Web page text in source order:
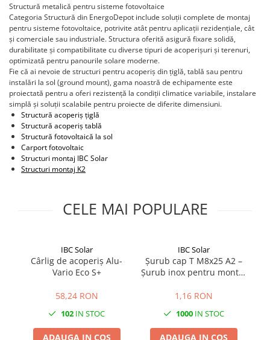
Invertoare on-grid Sungrow
Statii de reincarcare Sungrow
Victron Energy
MPPT
Accesorii Victron
Invertor Hibrid - Off Grid
Statii de reincarcare Victron
HV
US
SMA
Sungrow
SBH
SBR battery
SBS
Accesorii stocare
Cabluri aluminiu coaxial
bransament
Cabluri aluminiu nearmat
Cabluri aluminiu tip Enel
Cabluri aluminiu torsadat/aerian
Cabluri energie joasa tensiune -
cupru
Cabluri cupru armat
Cabluri cupru coaxial bransament
Cabluri cupru flexibil
Cabluri cupru nearmat
Cabluri flexibile plate
Cabluri medie tensiune aluminiu
Cabluri optice
Cabluri speciale
Conductori flexibili cupru
Conductori rigizi
Cutie ABS modulara
Doze
Doze aparat
Jgheaburi
Jgheab metalic perforat
Jgheab tip sarma
Tablou metalic
Tablou organizare santier echipat
Tablou organizare santier necablat
Tub flexibil
Tub flexibil metalic
Intrerupatoare automate
AFDD
Intrerupatoare automate de putere
Intrerupatoare automate
diferentiale
Intrerupatoare automate modulare
Separator sarcina
Relee
Releu monitorizare tensiune
Separator fuzibil
Separator fuzibil aplicatii
Aplica LED
Corpuri solare
Corpuri solare decorative
Iluminat festiv
Instalatii sarbatori
Lanterne
Stalpi de iluminat
Structură metalică pentru sisteme fotovoltaice
Categoria Structură din EnergoDepot include soluții complete de montaj
pentru sisteme fotovoltaice, potrivite atât pentru aplicații rezidențiale, cât
și comerciale sau industriale. Structura oferită asigură fixare solidă,
durabilitate și compatibilitate cu diverse tipuri de acoperișuri și terenuri,
optimizată pentru panourile solare moderne.
Fie că ai nevoie de structuri pentru acoperiș din țiglă, tablă sau pentru
instalări la sol (ground mount), gama noastră de echipamente este
proiectată pentru a oferi rezistență la condiții climatice variabile, instalare
simplă și soluții scalabile pentru proiecte de diferite dimensiuni.
Structură acoperiș țiglă
Structură acoperiș tablă
Structură fotovoltaică la sol
Carport fotovoltaic
Structuri montaj IBC Solar
Structuri montaj K2
CELE MAI POPULARE
IBC Solar
Cârlig de acoperiș Alu-
Vario Eco S+
58,24 RON
102 IN STOC
ADAUGA IN COS
IBC Solar
Șurub cap T M8x25 A2 –
Șurub inox pentru montaj
Calitate A2
1,16 RON
1000IN STOC
ADAUGA IN COS